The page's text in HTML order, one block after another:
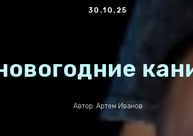
30.10.25
Автор: Артем Иванов